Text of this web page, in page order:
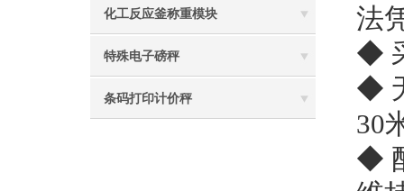
化工反应釜称重模块
特殊电子磅秤
条码打印计价秤
法
◆
◆
30
◆